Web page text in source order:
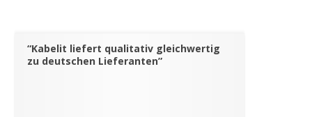
“Kabelit liefert qualitativ gleichwertig
zu deutschen Lieferanten”